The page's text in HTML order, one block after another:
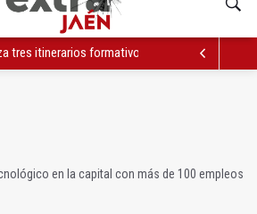
vertido de uralita para tapar baches en un
en la capital con más de 100 empleos